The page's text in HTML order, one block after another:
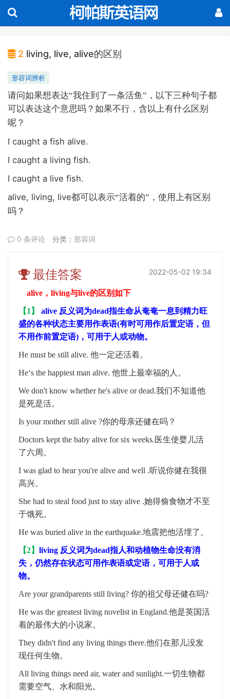
2 living, live, alive的区别
形容词辨析
请问如果想表达“我住到了一条活鱼”，以下三种句子都
可以表达这个意思吗？如果不行，含以上有什么区别
呢？
I caught a fish alive.
I caught a living fish.
I caught a live fish.
alive, living, live都可以表示“活着的”，使用上有区别
吗？
0 条评论 分类： 形容词
最佳答案 2022-05-02 19:34
alive，living与live的区别如下
【1 】 alive 反义词为dead指生命从奄奄一息到精力旺
盛的各种状态主要用作表语(有时可用作后置定语，但
不用作前置定语) ，可用于人或动物。
He must be still alive. 他一定还活着。
He‘s the happiest man alive. 他世上最幸福的人。
We don't know whether he's alive or dead.我们不知道他
是死是活。
Is your mother still alive ?你的母亲还健在吗？
Doctors kept the baby alive for six weeks.医生使婴儿活
了六周。
I was glad to hear you're alive and well .听说你健在我很
高兴。
She had to steal food just to stay alive .她得偷食物才不至
于饿死。
He was buried alive in the earthquake.地震把他活埋了 。
【2】 living 反义词为dead指人和动植物生命没有消
失，仍然存在状态可用作表语或定语，可用于人或
物。
Are your grandparents still living? 你的祖父母还健在吗?
He was the greatest living novelist in England.他是英国活
着的最伟大的小说家。
They didn't find any living things there.他们在那儿没发
现任何生物。
All living things need air, water and sunlight.一切生物都
需要空气、水和阳光。